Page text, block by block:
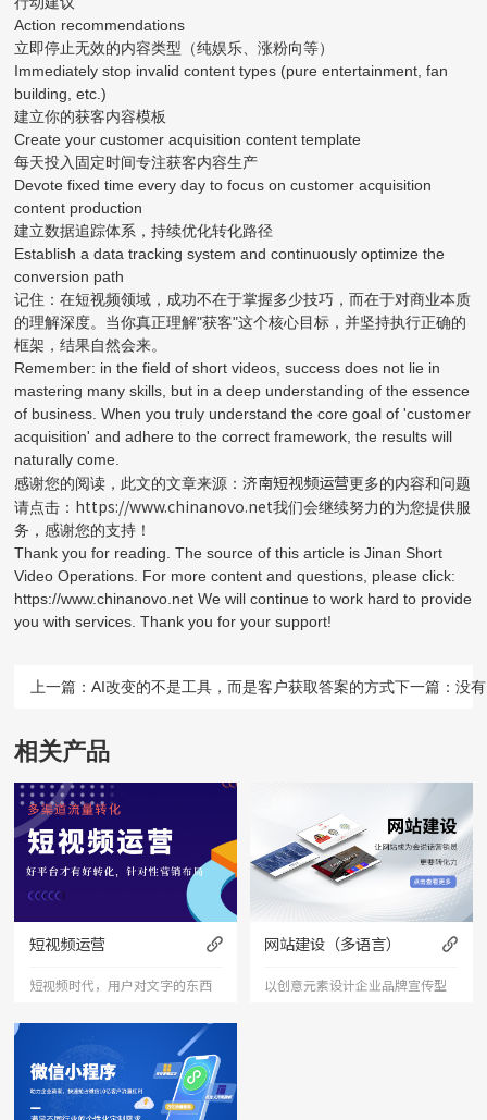
Action recommendations
立即停止无效的内容类型（纯娱乐、涨粉向等）
Immediately stop invalid content types (pure entertainment, fan
building, etc.)
建立你的获客内容模板
Create your customer acquisition content template
每天投入固定时间专注获客内容生产
Devote fixed time every day to focus on customer acquisition
content production
建立数据追踪体系，持续优化转化路径
Establish a data tracking system and continuously optimize the
conversion path
记住：在短视频领域，成功不在于掌握多少技巧，而在于对商业本质
的理解深度。当你真正理解"获客"这个核心目标，并坚持执行正确的
框架，结果自然会来。
Remember: in the field of short videos, success does not lie in
mastering many skills, but in a deep understanding of the essence
of business. When you truly understand the core goal of 'customer
acquisition' and adhere to the correct framework, the results will
naturally come.
感谢您的阅读，此文的文章来源：济南短视频运营更多的内容和问题
请点击： https://www.chinanovo.net我们会继续努力的为您提供服
务，感谢您的支持！
Thank you for reading. The source of this article is Jinan Short
Video Operations. For more content and questions, please click:
https://www.chinanovo.net We will continue to work hard to provide
you with services. Thank you for your support!
上一篇：AI改变的不是工具，而是客户获取答案的方式下一篇：没
相关产品
短视频运营
短视频时代，用户对文字的东西
已经审美疲劳，短视频能够更加
直接的将产品、服务展现出来，
是相对文字和图片更加直接和的
网站建设（多语言）
以创意元素设计企业品牌宣传型